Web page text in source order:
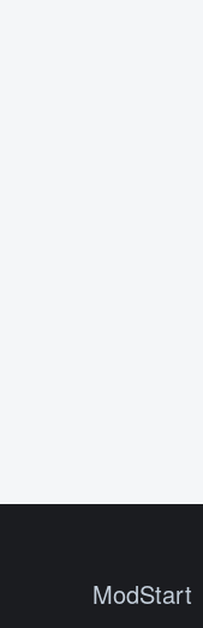
ModStart